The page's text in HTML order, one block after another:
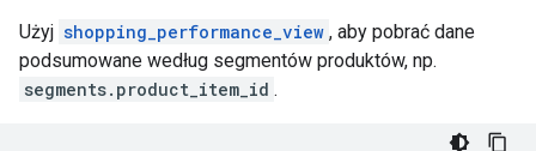
Użyj shopping_performance_view , aby pobrać dane
podsumowane według segmentów produktów, np.
segments.product_item_id .